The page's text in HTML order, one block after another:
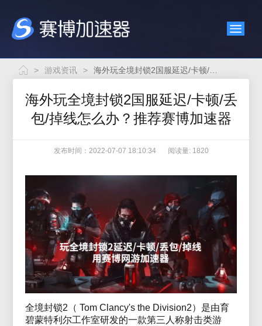
> 游戏资讯 >
海外玩全境封锁2国服延迟/卡顿/丢
包/掉线怎么办？推荐赛博加速器
发布时间：2022-07-07 18:10:34 阅读量: 1820
全境封锁2（ Tom Clancy's the Division2）是由育
碧蒙特利尔工作室研发的一款第三人称射击类游